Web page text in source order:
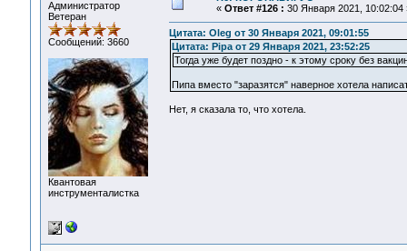
Администратор
Ветеран
Сообщений: 3660
Квантовая
инструменталистка
« Ответ #126 : 30 Января 2021, 10:02:04
Цитата: Oleg от 30 Января 2021, 09:01:55
Цитата: Pipa от 29 Января 2021, 23:52:25
Тогда уже будет поздно - к этому сроку без
Пипа вместо "заразятся" наверное хотела
Нет, я сказала то, что хотела.